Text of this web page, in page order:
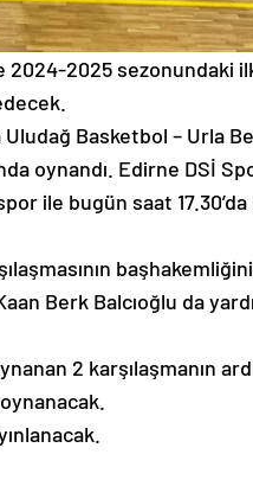
2024-2025 sezonundaki
Basketbol – Urla
oynandı. Edirne DSİ
ile bugün saat 17.30’da
başhakemliğini
Berk Balcıoğlu da
2 karşılaşmanın